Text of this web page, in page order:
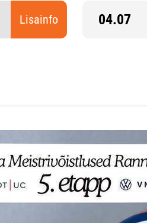
Lisainfo 04.07